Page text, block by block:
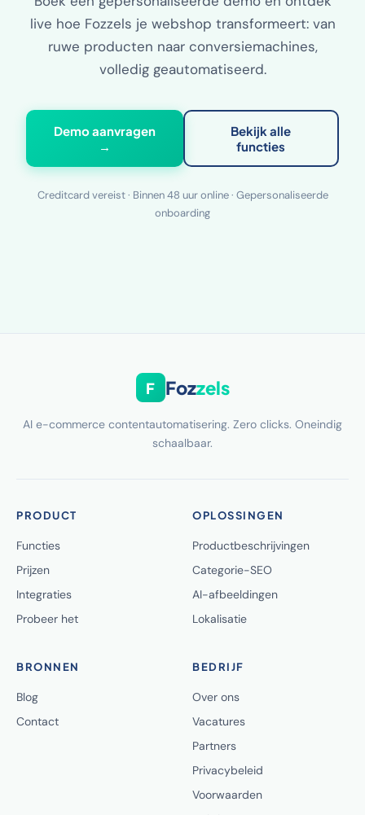
live hoe Fozzels je webshop transformeert: van
ruwe producten naar conversiemachines,
volledig geautomatiseerd.
Demo aanvragen
→
Bekijk alle
functies
Creditcard vereist · Binnen 48 uur online · Gepersonaliseerde
onboarding
F Fozzels
AI e-commerce contentautomatisering. Zero clicks. Oneindig
schaalbaar.
PRODUCT
Functies
Prijzen
Integraties
Probeer het
OPLOSSINGEN
Productbeschrijvingen
Categorie-SEO
AI-afbeeldingen
Lokalisatie
BRONNEN
Blog
Contact
BEDRIJF
Over ons
Vacatures
Partners
Privacybeleid
Voorwaarden